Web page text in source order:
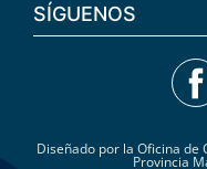
SÍGUENOS
Diseñado por la Oficina de
Provincia